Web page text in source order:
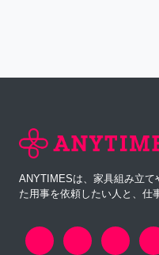
ANYTIMESは、家具組み立て
た用事を依頼したい人と、仕